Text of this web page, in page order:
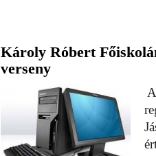
Károly Róbert
verseny